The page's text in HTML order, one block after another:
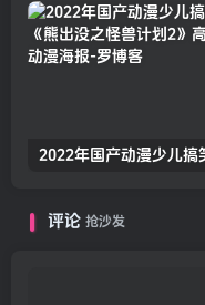
评论 抢沙发